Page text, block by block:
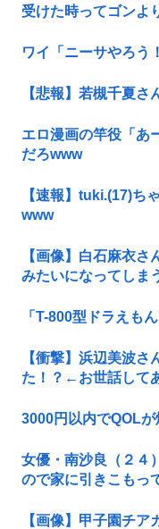
受けた時ってゴンよ
ワイ「ニーサやろう
【悲報】若槻千夏
エロ漫画の竿役「あ
だろwww
【速報】tuki.(17)ち
www
【画像】白石麻衣
みたいになってしま
「T-800型ドラえも
【衝撃】浜辺美波
た！？←お世話して
3000円以内でQOL
女優・南沙良（２４
ので家に引きこもっ
【画像】甲子園チ